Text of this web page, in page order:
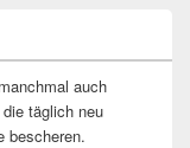
auch
täglich neu
bescheren.